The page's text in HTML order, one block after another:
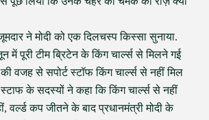
ने मोदी को एक दिलचस्प किस्सा सुनाया.
में पूरी टीम ब्रिटेन के किंग चार्ल्स से मिलने गई
वजह से सपोर्ट स्टॉफ किंग चार्ल्स से नहीं मिल
स्टाफ के सदस्यों ने कहा कि किंग चार्ल्स से नहीं
वर्ल्ड कप जीतने के बाद प्रधानमंत्री मोदी के